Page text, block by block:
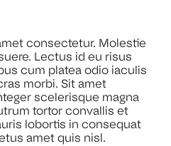
consectetur. Molestie
Lectus id eu risus
cum platea odio iaculis
morbi. Sit amet
scelerisque magna
tortor convallis et
lobortis in consequat
amet quis nisl.